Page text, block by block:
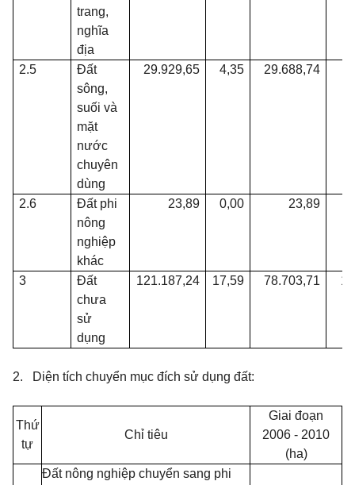
trang,
nghĩa
địa
2.5
Đất
sông,
suối và
mặt
nước
chuyên
dùng
29.929,65 4,35 29.688,74
2.6
Đất phi
nông
nghiệp
khác
23,89 0,00 23,89
3
Đất
chưa
sử
dụng
121.187,24 17,59 78.703,71
2. Diện tích chuyển mục đích sử dụng đất:
Thứ
tự
Chỉ tiêu
Giai đoạn
2006 - 2010
(ha)
Đất nông nghiệp chuyển sang phi